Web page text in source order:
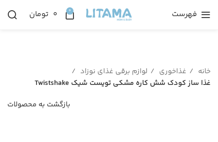
فهرست 0 ۰ تومان
خانه غذاخوری
لوازم برقی غذای نوزاد
غذا ساز کودک شش کاره مشکی تویست شیک Twistshake
بازگشت به محصولات